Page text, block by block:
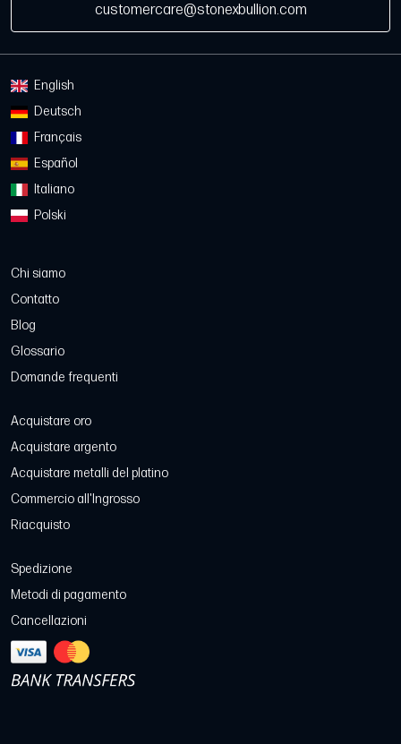
customercare@stonexbullion.com
English
Deutsch
Français
Español
Italiano
Polski
Chi siamo
Contatto
Blog
Glossario
Domande frequenti
Acquistare oro
Acquistare argento
Acquistare metalli del platino
Commercio all'Ingrosso
Riacquisto
Spedizione
Metodi di pagamento
Cancellazioni